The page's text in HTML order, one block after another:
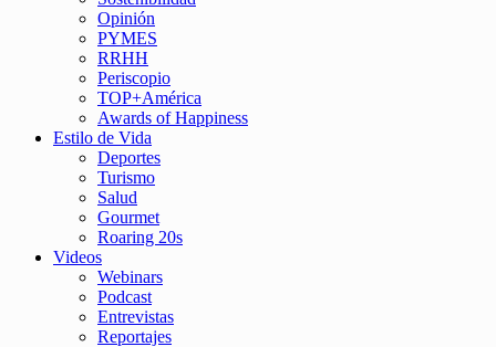
Opinión
PYMES
RRHH
Periscopio
TOP+América
Awards of Happiness
Estilo de Vida
Deportes
Turismo
Salud
Gourmet
Roaring 20s
Videos
Webinars
Podcast
Entrevistas
Reportajes